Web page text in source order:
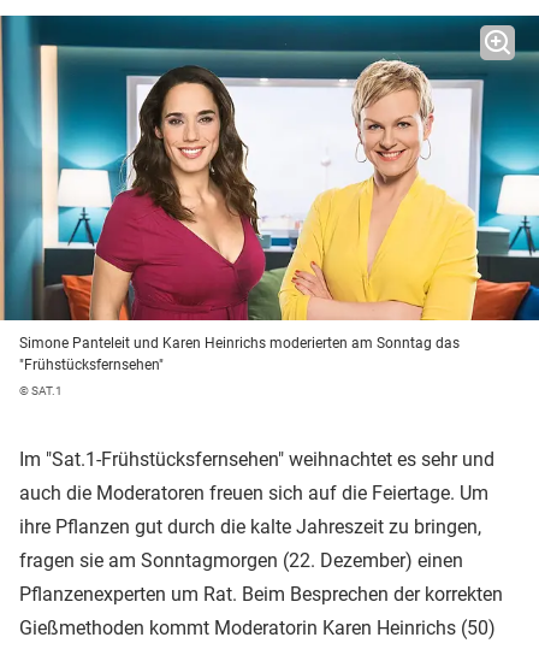
Simone Panteleit und Karen Heinrichs moderierten am Sonntag das
"Frühstücksfernsehen"
© SAT.1
Im "Sat.1-Frühstücksfernsehen" weihnachtet es sehr und
auch die Moderatoren freuen sich auf die Feiertage. Um
ihre Pflanzen gut durch die kalte Jahreszeit zu bringen,
fragen sie am Sonntagmorgen (22. Dezember) einen
Pflanzenexperten um Rat. Beim Besprechen der korrekten
Gießmethoden kommt Moderatorin Karen Heinrichs (50)